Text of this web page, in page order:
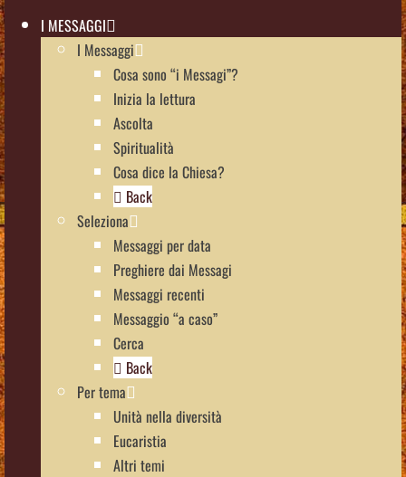
I MESSAGGI
I Messaggi
Cosa sono “i Messagi”?
Inizia la lettura
Ascolta
Spiritualità
Cosa dice la Chiesa?
Back
Seleziona
Messaggi per data
Preghiere dai Messagi
Messaggi recenti
Messaggio “a caso”
Cerca
Back
Per tema
Unità nella diversità
Eucaristia
Altri temi